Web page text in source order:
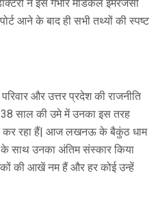
ने इसे गंभीर मेडिकल इमरजेंसी
आने के बाद ही सभी तथ्यों की स्पष्ट
और उत्तर प्रदेश की राजनीति
38 साल की उमे में उनका इस तरह
कर रहा हैं| आज लखनऊ के बैकुंठ धाम
साथ उनका अंतिम संस्कार किया
की आखें नम हैं और हर कोई उन्हें